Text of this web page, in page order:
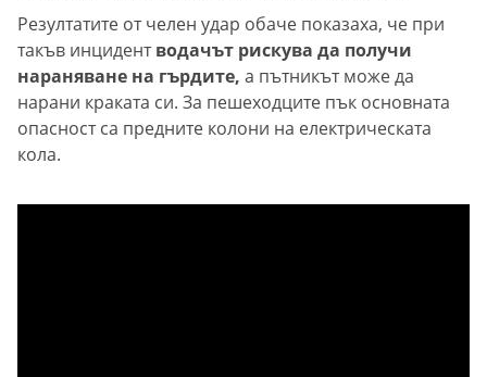
Резултатите от челен удар обаче показаха, че при
такъв инцидентводачът рискува да получи
нараняване на гърдите, а пътникът може да
нарани краката си. За пешеходците пък основната
опасност са предните колони на електрическата
кола.